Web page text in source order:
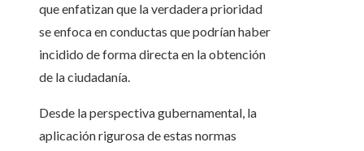
que enfatizan que la verdadera prioridad
se enfoca en conductas que podrían haber
incidido de forma directa en la obtención
de la ciudadanía.
Desde la perspectiva gubernamental, la
aplicación rigurosa de estas normas